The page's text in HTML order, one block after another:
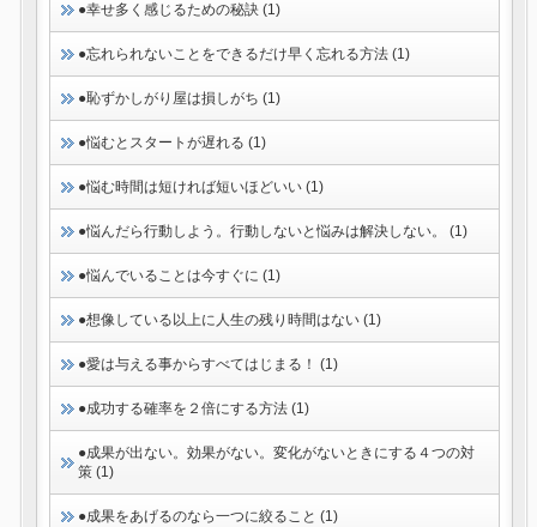
●幸せ多く感じるための秘訣 (1)
●忘れられないことをできるだけ早く忘れる方法 (1)
●恥ずかしがり屋は損しがち (1)
●悩むとスタートが遅れる (1)
●悩む時間は短ければ短いほどいい (1)
●悩んだら行動しよう。行動しないと悩みは解決しない。 (1)
●悩んでいることは今すぐに (1)
●想像している以上に人生の残り時間はない (1)
●愛は与える事からすべてはじまる！ (1)
●成功する確率を２倍にする方法 (1)
●成果が出ない。効果がない。変化がないときにする４つの対
策 (1)
●成果をあげるのなら一つに絞ること (1)